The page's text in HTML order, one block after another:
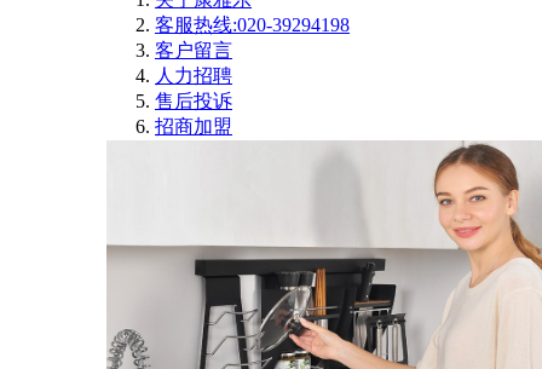
客服热线:020-39294198
客户留言
人力招聘
售后投诉
招商加盟